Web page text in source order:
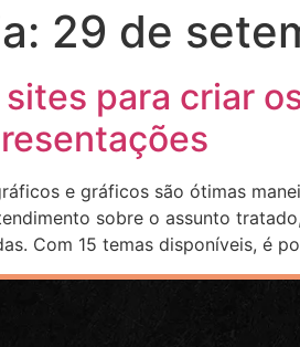
29 de
sites para criar
e gráficos são ótimas
sobre o assunto
Com 15 temas disponíveis, é